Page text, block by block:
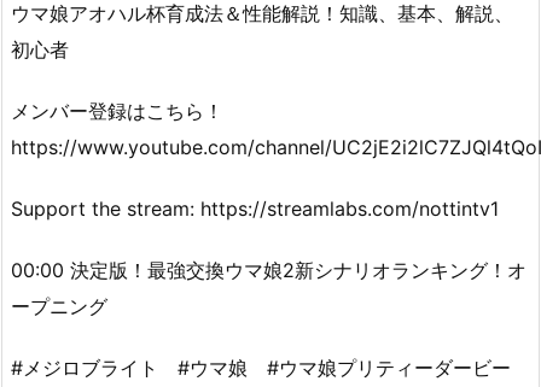
ウマ娘アオハル杯育成法＆性能解説！知識、基本、解説、
初心者
メンバー登録はこちら！
https://www.youtube.com/channel/
Support the stream: https://streamlabs.com/nottintv1
00:00 決定版！最強交換ウマ娘2新シナリオランキング！オ
ープニング
#メジロブライト #ウマ娘 #ウマ娘プリティーダービー